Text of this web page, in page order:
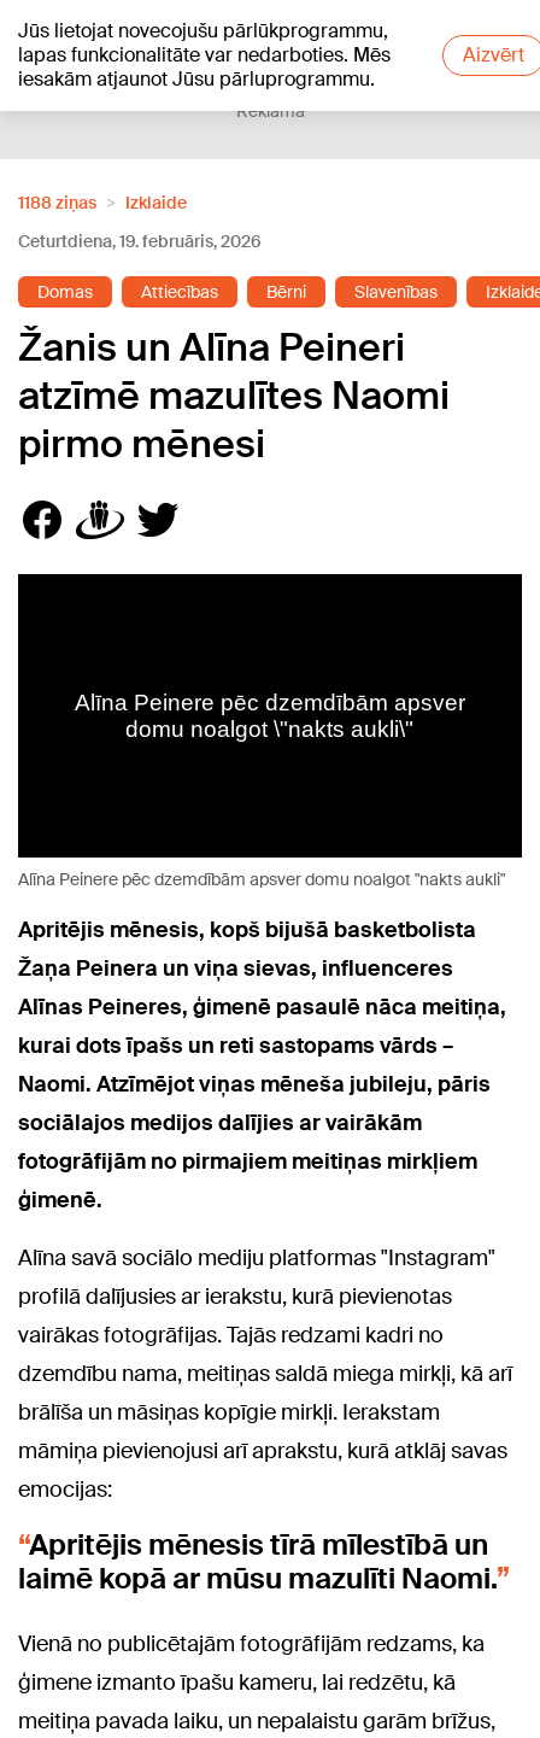
Jūs lietojat novecojušu pārlūkprogrammu,
lapas funkcionalitāte var nedarboties. Mēs
iesakām atjaunot Jūsu pārluprogrammu.
Aizvērt
+20°C
Reklāma
1188 ziņas
Izklaide
Ceturtdiena, 19. februāris, 2026
Domas Attiecības Bērni Slavenības
Žanis un Alīna Peineri
atzīmē mazulītes Naomi
pirmo mēnesi
Alīna Peinere pēc dzemdībām apsver domu noalgot "nakts aukli"
Apritējis mēnesis, kopš bijušā basketbolista
Žaņa Peinera un viņa sievas, influenceres
Alīnas Peineres, ģimenē pasaulē nāca meitiņa,
kurai dots īpašs un reti sastopams vārds –
Naomi. Atzīmējot viņas mēneša jubileju, pāris
sociālajos medijos dalījies ar vairākām
fotogrāfijām no pirmajiem meitiņas mirkļiem
ģimenē.
Alīna savā sociālo mediju platformas "Instagram"
profilā dalījusies ar ierakstu, kurā pievienotas
vairākas fotogrāfijas. Tajās redzami kadri no
dzemdību nama, meitiņas saldā miega mirkļi, kā arī
brālīša un māsiņas kopīgie mirkļi. Ierakstam
māmiņa pievienojusi arī aprakstu, kurā atklāj savas
emocijas:
Apritējis mēnesis tīrā mīlestībā un
laimē kopā ar mūsu mazulīti Naomi.
Vienā no publicētajām fotogrāfijām redzams, ka
ģimene izmanto īpašu kameru, lai redzētu, kā
meitiņa pavada laiku, un nepalaistu garām brīžus,